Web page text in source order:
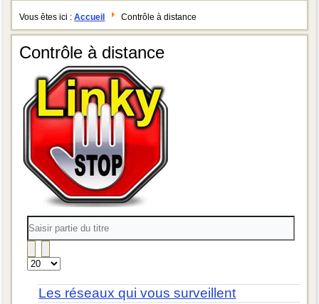
Vous êtes ici :Accueil Contrôle à distance
Contrôle à distance
Saisir
partie
du
Affichage
#
Les réseaux qui vous surveillent